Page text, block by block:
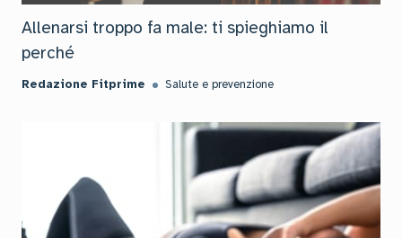
Allenarsi troppo fa male: ti spieghiamo il
perché
Redazione Fitprime Salute e prevenzione